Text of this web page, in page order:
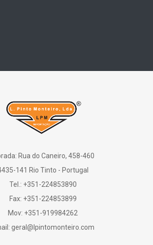
Rua do Caneiro, 458-460
141 Rio Tinto - Portugal
Tel.: +351-224853890
Fax: +351-224853899
Mov: +351-919984262
geral@lpintomonteiro.com